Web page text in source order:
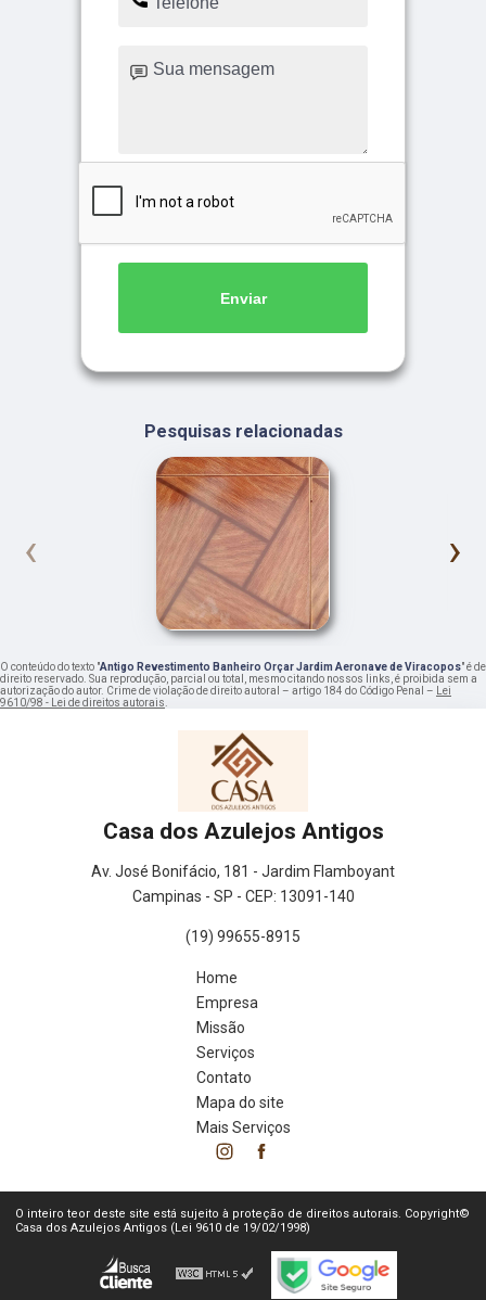
Enviar
Pesquisas relacionadas
‹ ›
O conteúdo do texto "Antigo Revestimento Banheiro Orçar Jardim Aeronave de Viracopos" é de
direito reservado. Sua reprodução, parcial ou total, mesmo citando nossos links, é proibida sem a
autorização do autor. Crime de violação de direito autoral – artigo 184 do Código Penal –
Lei
9610/98 - Lei de direitos autorais
Casa dos Azulejos Antigos
Av. José Bonifácio, 181 - Jardim Flamboyant
Campinas - SP - CEP: 13091-140
(19) 99655-8915
Home
Empresa
Missão
Serviços
Contato
Mapa do site
Mais Serviços
O inteiro teor deste site está sujeito à proteção de direitos autorais. Copyright©
Casa dos Azulejos Antigos (Lei 9610 de 19/02/1998)